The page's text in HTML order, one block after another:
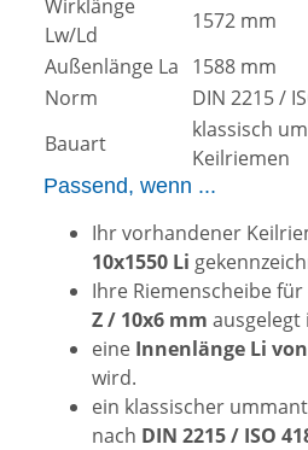
Wirklänge
Lw/Ld
1572 mm
Außenlänge La 1588 mm
Norm
DIN 2215 /
Bauart
klassisch
Keilriemen
Passend, wenn ...
Ihr vorhandener
10x1550 Li
Ihre Riemenscheibe
Z / 10x6 mm ausgelegt
eine Innenlänge Li
wird.
ein klassischer
nach DIN 2215 / ISO